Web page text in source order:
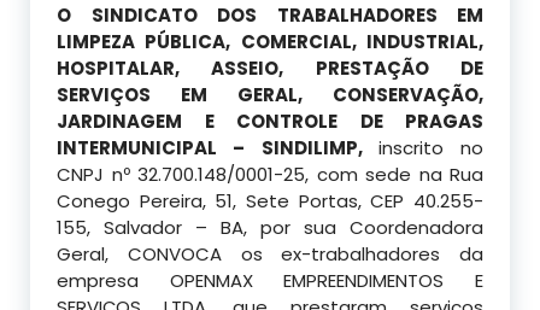
O SINDICATO DOS TRABALHADORES EM
LIMPEZA PÚBLICA, COMERCIAL, INDUSTRIAL,
HOSPITALAR, ASSEIO, PRESTAÇÃO DE
SERVIÇOS EM GERAL, CONSERVAÇÃO,
JARDINAGEM E CONTROLE DE PRAGAS
INTERMUNICIPAL – SINDILIMP, inscrito no
CNPJ nº 32.700.148/0001-25, com sede na Rua
Conego Pereira, 51, Sete Portas, CEP 40.255-
155, Salvador – BA, por sua Coordenadora
Geral, CONVOCA os ex-trabalhadores da
empresa OPENMAX EMPREENDIMENTOS E